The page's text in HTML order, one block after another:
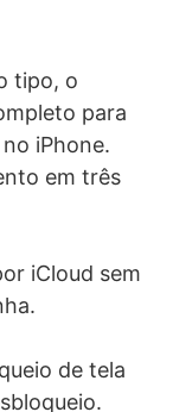
tipo, o
para
iPhone.
em três
iCloud sem
de tela